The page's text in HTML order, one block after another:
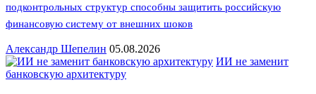
подконтрольных структур способны защитить российскую
финансовую систему от внешних шоков
Александр Шепелин 05.08.2026
ИИ не заменит
банковскую архитектуру